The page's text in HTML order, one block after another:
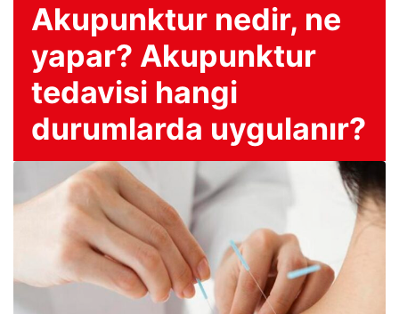
Akupunktur nedir, ne
yapar? Akupunktur
tedavisi hangi
durumlarda uygulanır?